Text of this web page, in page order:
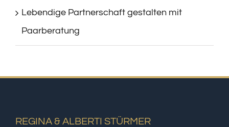
Lebendige Partnerschaft gestalten mit
Paarberatung
REGINA & ALBERTI STÜRMER